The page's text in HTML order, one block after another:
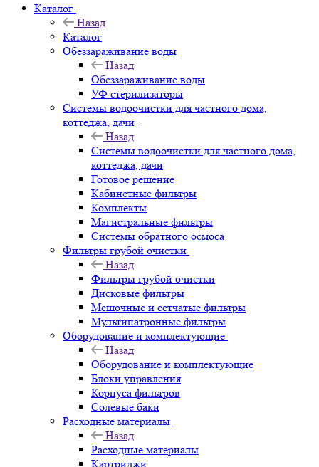
Каталог
Назад
Каталог
Обеззараживание воды
Назад
Обеззараживание воды
УФ стерилизаторы
Системы водоочистки для частного дома,
коттеджа, дачи
Назад
Системы водоочистки для частного дома,
коттеджа, дачи
Готовое решение
Кабинетные фильтры
Комплекты
Магистральные фильтры
Системы обратного осмоса
Фильтры грубой очистки
Назад
Фильтры грубой очистки
Дисковые фильтры
Мешочные и сетчатые фильтры
Мультипатронные фильтры
Оборудование и комплектующие
Назад
Оборудование и комплектующие
Блоки управления
Корпуса фильтров
Солевые баки
Расходные материалы
Назад
Расходные материалы
Картриджи